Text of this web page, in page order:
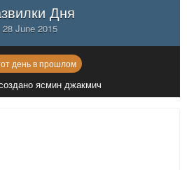
Дня
28 June 2015
день в прошлом
ясмин джакмич